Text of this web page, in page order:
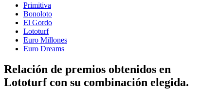
Primitiva
Bonoloto
El Gordo
Lototurf
Euro Millones
Euro Dreams
Relación de premios obtenidos en
Lototurf con su combinación elegida.